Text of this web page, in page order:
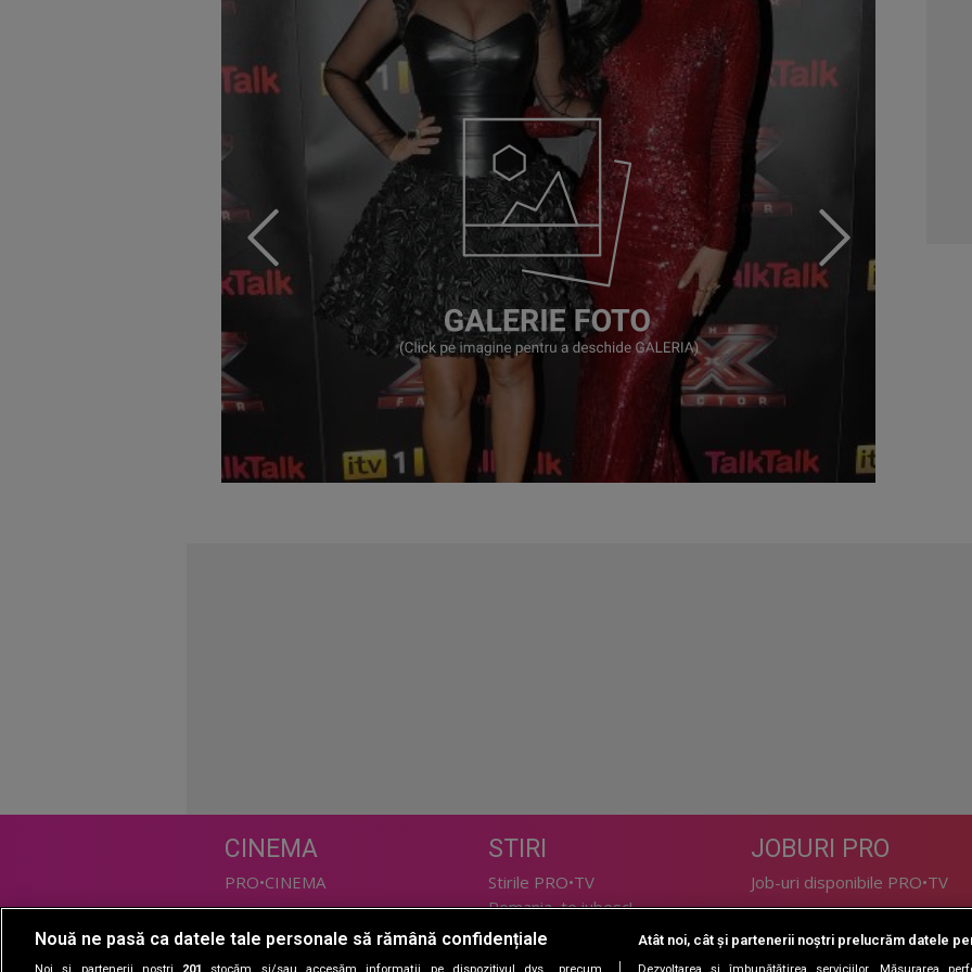
CINEMA
PRO•CINEMA
DIVERTISMENT
STIRI
Stirile PRO•TV
Romania, te iubesc!
JOBURI PRO
Job-uri disponibile PRO•TV
LIFESTYLE
Nouă ne pasă ca datele tale personale să rămână confidențiale Atât noi, cât și partenerii noștri prelucrăm datele